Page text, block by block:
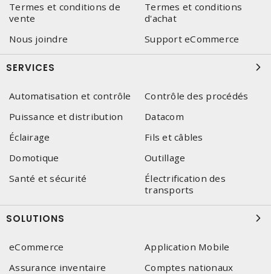
Termes et conditions de
vente
Termes et conditions
d'achat
Nous joindre
Support eCommerce
SERVICES
Automatisation et contrôle
Contrôle des procédés
Puissance et distribution
Datacom
Éclairage
Fils et câbles
Domotique
Outillage
Santé et sécurité
Électrification des
transports
SOLUTIONS
eCommerce
Application Mobile
Assurance inventaire
Comptes nationaux